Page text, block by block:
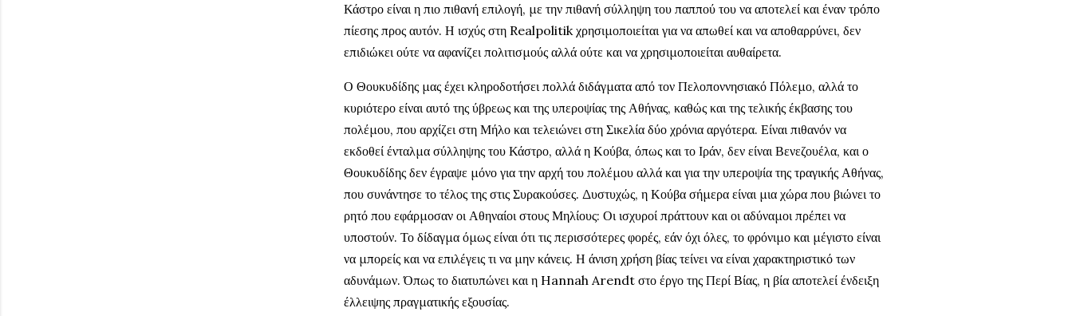
Κάστρο είναι η πιο πιθανή επιλογή, με την πιθανή σύλληψη του παππού του να αποτελεί και έναν τρόπο
πίεσης προς αυτόν. Η ισχύς στη Realpolitik χρησιμοποιείται για να απωθεί και να αποθαρρύνει, δεν
επιδιώκει ούτε να αφανίζει πολιτισμούς αλλά ούτε και να χρησιμοποιείται αυθαίρετα.
Ο Θουκυδίδης μας έχει κληροδοτήσει πολλά διδάγματα από τον Πελοποννησιακό Πόλεμο, αλλά το
κυριότερο είναι αυτό της ύβρεως και της υπεροψίας της Αθήνας, καθώς και της τελικής έκβασης του
πολέμου, που αρχίζει στη Μήλο και τελειώνει στη Σικελία δύο χρόνια αργότερα. Είναι πιθανόν να
εκδοθεί ένταλμα σύλληψης του Κάστρο, αλλά η Κούβα, όπως και το Ιράν, δεν είναι Βενεζουέλα, και ο
Θουκυδίδης δεν έγραψε μόνο για την αρχή του πολέμου αλλά και για την υπεροψία της τραγικής Αθήνας,
που συνάντησε το τέλος της στις Συρακούσες. Δυστυχώς, η Κούβα σήμερα είναι μια χώρα που βιώνει το
ρητό που εφάρμοσαν οι Αθηναίοι στους Μηλίους: Οι ισχυροί πράττουν και οι αδύναμοι πρέπει να
υποστούν. Το δίδαγμα όμως είναι ότι τις περισσότερες φορές, εάν όχι όλες, το φρόνιμο και μέγιστο είναι
να μπορείς και να επιλέγεις τι να μην κάνεις. Η άνιση χρήση βίας τείνει να είναι χαρακτηριστικό των
αδυνάμων. Όπως το διατυπώνει και η Hannah Arendt στο έργο της Περί Βίας, η βία αποτελεί ένδειξη
έλλειψης πραγματικής εξουσίας.